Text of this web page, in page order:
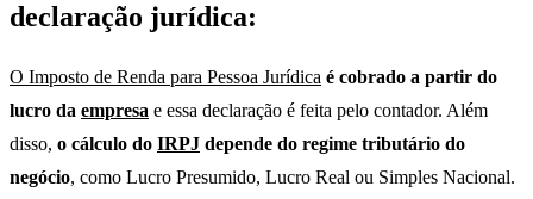
declaração jurídica:
O Imposto de Renda para Pessoa Jurídica é cobrado a partir do
lucro da empresa e essa declaração é feita pelo contador. Além
disso, o cálculo do IRPJ depende do regime tributário do
negócio, como Lucro Presumido, Lucro Real ou Simples Nacional.